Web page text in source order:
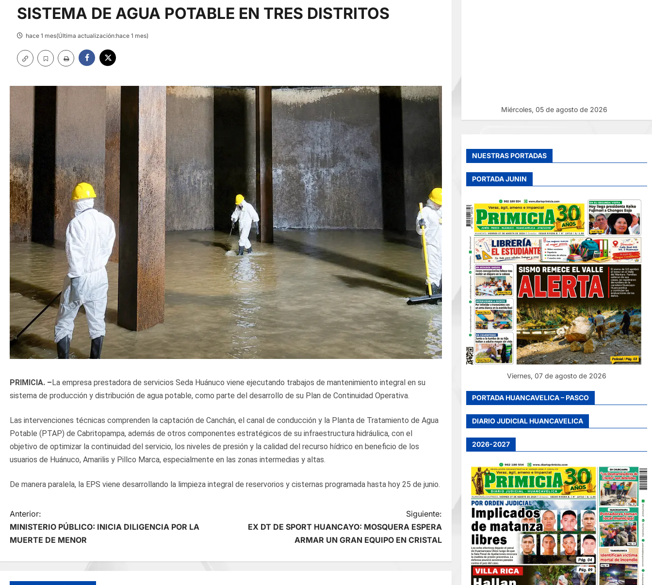
SISTEMA DE AGUA POTABLE EN TRES DISTRITOS
hace 1 mes(Última actualización:hace 1 mes)
PRIMICIA. –La empresa prestadora de servicios Seda Huánuco viene ejecutando trabajos de mantenimiento integral en su
sistema de producción y distribución de agua potable, como parte del desarrollo de su Plan de Continuidad Operativa.
Las intervenciones técnicas comprenden la captación de Canchán, el canal de conducción y la Planta de Tratamiento de Agua
Potable (PTAP) de Cabritopampa, además de otros componentes estratégicos de su infraestructura hidráulica, con el
objetivo de optimizar la continuidad del servicio, los niveles de presión y la calidad del recurso hídrico en beneficio de los
usuarios de Huánuco, Amarilis y Pillco Marca, especialmente en las zonas intermedias y altas.
De manera paralela, la EPS viene desarrollando la limpieza integral de reservorios y cisternas programada hasta hoy 25 de junio.
N
a
v
Anterior:
MINISTERIO PÚBLICO: INICIA DILIGENCIA POR LA
MUERTE DE MENOR
Siguiente:
EX DT DE SPORT HUANCAYO: MOSQUERA ESPERA
ARMAR UN GRAN EQUIPO EN CRISTAL
Miércoles, 05 de agosto de 2026
NUESTRAS PORTADAS
PORTADA JUNIN
Viernes, 07 de agosto de 2026
PORTADA HUANCAVELICA – PASCO
DIARIO JUDICIAL HUANCAVELICA
2026-2027